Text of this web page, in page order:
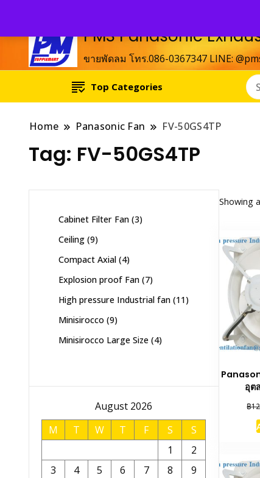
PMS Panasonic
ขายพัดลม โทร.086-0367347 LINE:
Top Categories
Home Panasonic Fan FV-50GS4TP
Tag: FV-50GS4TP
Showing
อุต
฿
Cabinet Filter Fan 33
Ceiling 99
Compact Axial 44
Explosion proof Fan 77
High pressure Industrial fan 1111
Minisirocco 99
Minisirocco Large Size 44
August 2026
M
T W T F S
S
1
2
3
4 5 6 7 8
9